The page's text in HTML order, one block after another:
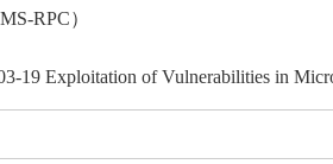
RPC）
19 Exploitation of Vulnerabilities in